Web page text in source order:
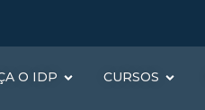
O IDP CURSOS